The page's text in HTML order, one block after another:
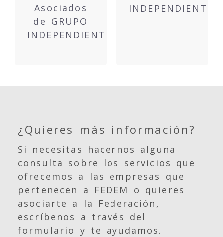
Asociados
de GRUPO
INDEPENDIENTE
INDEPENDIENTE
¿Quieres más información?
Si necesitas hacernos alguna
consulta sobre los servicios que
ofrecemos a las empresas que
pertenecen a FEDEM o quieres
asociarte a la Federación,
escríbenos a través del
formulario y te ayudamos.